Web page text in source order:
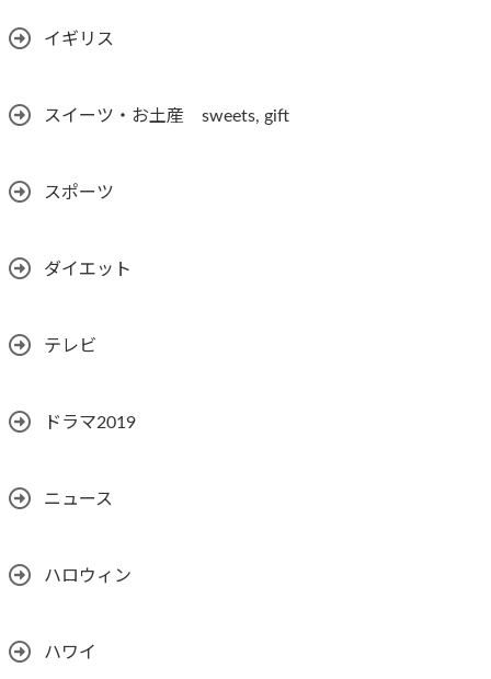
イギリス
スイーツ・お土産 sweets, gift
スポーツ
ダイエット
テレビ
ドラマ2019
ニュース
ハロウィン
ハワイ